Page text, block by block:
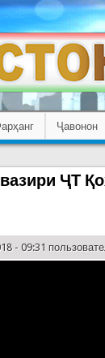
Ҷавонон
ҶТ
- 09:31